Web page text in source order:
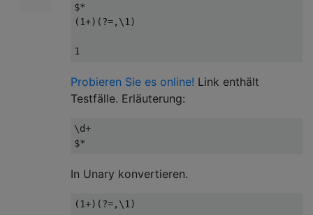
$*
(1+)(?=,\1)
Probieren Sie es online! Link enthält
Testfälle. Erläuterung:
\d+
In Unary konvertieren.